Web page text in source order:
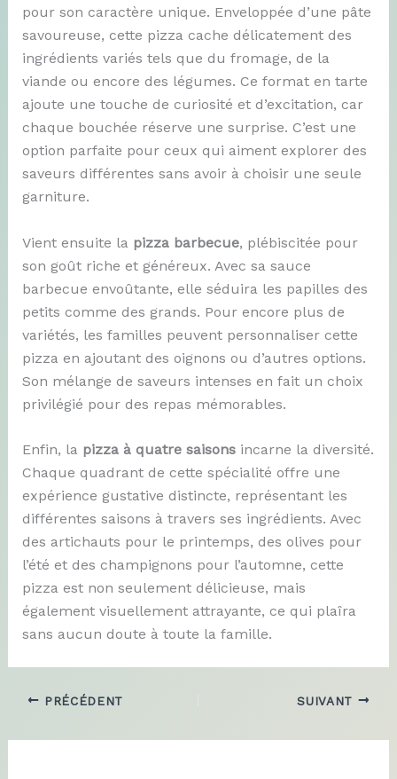
pour son caractère unique. Enveloppée d’une pâte
savoureuse, cette pizza cache délicatement des
ingrédients variés tels que du fromage, de la
viande ou encore des légumes. Ce format en tarte
ajoute une touche de curiosité et d’excitation, car
chaque bouchée réserve une surprise. C’est une
option parfaite pour ceux qui aiment explorer des
saveurs différentes sans avoir à choisir une seule
garniture.
Vient ensuite la pizza barbecue, plébiscitée pour
son goût riche et généreux. Avec sa sauce
barbecue envoûtante, elle séduira les papilles des
petits comme des grands. Pour encore plus de
variétés, les familles peuvent personnaliser cette
pizza en ajoutant des oignons ou d’autres options.
Son mélange de saveurs intenses en fait un choix
privilégié pour des repas mémorables.
Enfin, la pizza à quatre saisonsincarne la diversité.
Chaque quadrant de cette spécialité offre une
expérience gustative distincte, représentant les
différentes saisons à travers ses ingrédients. Avec
des artichauts pour le printemps, des olives pour
l’été et des champignons pour l’automne, cette
pizza est non seulement délicieuse, mais
également visuellement attrayante, ce qui plaîra
sans aucun doute à toute la famille.
PRÉCÉDENT SUIVANT